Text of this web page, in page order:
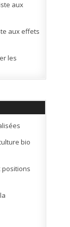
aux
aux effets
les
bio
positions